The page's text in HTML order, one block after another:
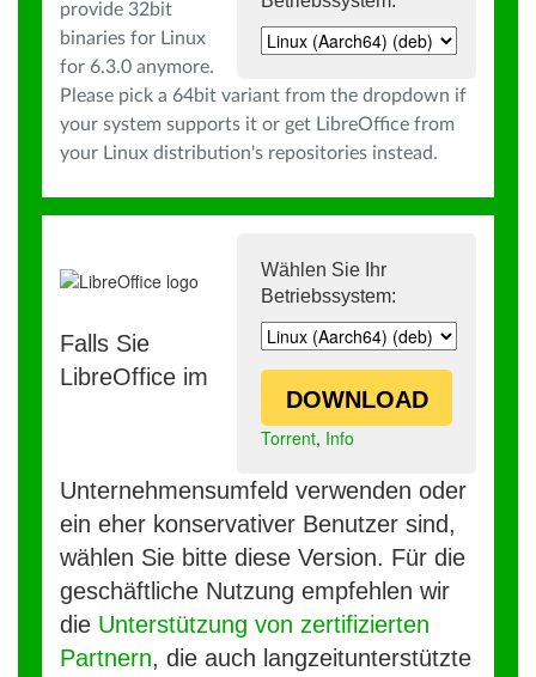
provide 32bit
binaries for Linux
for 6.3.0 anymore.
Please pick a 64bit variant from the dropdown if
your system supports it or get LibreOffice from
your Linux distribution's repositories instead.
Wählen Sie Ihr
Betriebssystem:
DOWNLOAD
Torrent, Info
Falls Sie
LibreOffice im
Unternehmensumfeld verwenden oder
ein eher konservativer Benutzer sind,
wählen Sie bitte diese Version. Für die
geschäftliche Nutzung empfehlen wir
die Unterstützung von zertifizierten
Partnern, die auch langzeitunterstützte